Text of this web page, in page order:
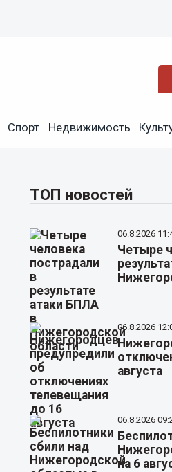
Спорт Недвижимость
ТОП новостей
06.8.2026
Четыре
06.8.2026
августа
06.8.2026
на 6